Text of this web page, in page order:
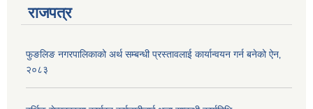
राजपत्र
फुङलिङ नगरपालिकाको अर्थ सम्बन्धी प्रस्तावलाई कार्यान्वयन गर्न बनेको ऐन‚
२०८३